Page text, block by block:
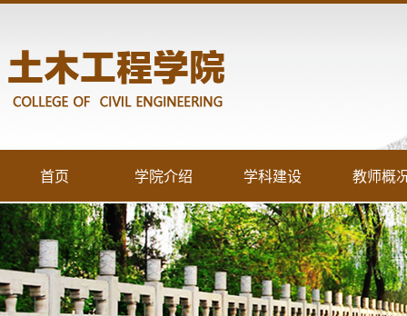
首页 学院介绍 学科建设 教师概